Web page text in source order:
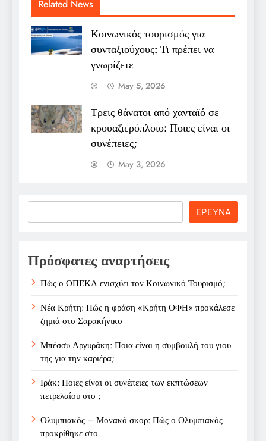
Related News
Κοινωνικός τουρισμός για
συνταξιούχους: Τι πρέπει να
γνωρίζετε
May 5, 2026
Τρεις θάνατοι από χανταϊό σε
κρουαζιερόπλοιο: Ποιες είναι οι
συνέπειες;
May 3, 2026
ΕΡΕΥΝΑ
Πρόσφατες αναρτήσεις
Πώς ο ΟΠΕΚΑ ενισχύει τον Κοινωνικό Τουρισμό;
Νέα Κρήτη: Πώς η φράση «Κρήτη ΟΦΗ» προκάλεσε
ζημιά στο Σαρακήνικο
Μπέσσυ Αργυράκη: Ποια είναι η συμβουλή του γιου
της για την καριέρα;
Ιράκ: Ποιες είναι οι συνέπειες των εκπτώσεων
πετρελαίου στο ;
Ολυμπιακός – Μονακό σκορ: Πώς ο Ολυμπιακός
προκρίθηκε στο